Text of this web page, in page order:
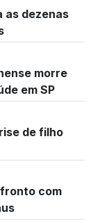
as dezenas
morre
em SP
de filho
com